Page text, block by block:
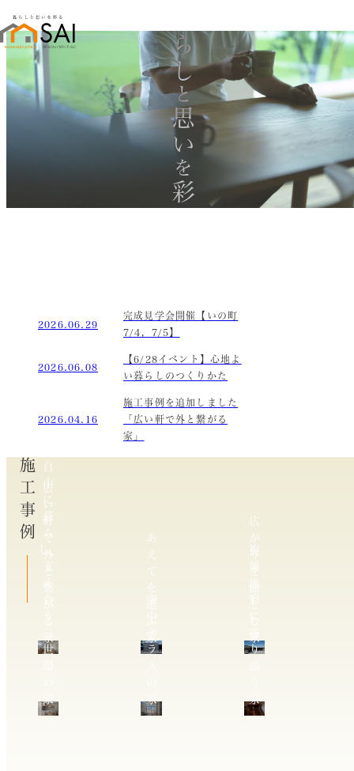
暮らし
と
思い
を
彩る
2026.06.29
完成見学会開催【いの町
7/4，7/5】
2026.06.08
【6/28イベント】心地よ
い暮らしのつくりかた
2026.04.16
施工事例を追加しました
「広い軒で外と繋がる
家」
施工事例
広
い
軒
で
外
と
繋
が
る
あ
え
て
を
選
広
が
り
を
愉
し
自
由
に
暮
ら
し、
支
え
合
う
世
家
空
ラ
家
複
雑
地
形
り
家